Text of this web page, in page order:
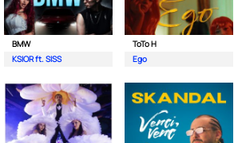
BMW
KSIOR ft. SISS
ToTo H
Ego